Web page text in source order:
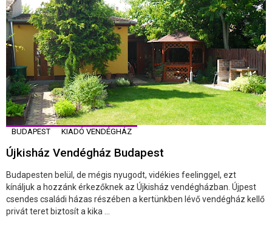
BUDAPEST KIADÓ VENDÉGHÁZ
Újkisház Vendégház Budapest
Budapesten belül, de mégis nyugodt, vidékies feelinggel, ezt
kínáljuk a hozzánk érkezőknek az Újkisház vendégházban. Újpest
csendes családi házas részében a kertünkben lévő vendégház kellő
privát teret biztosít a kika ...